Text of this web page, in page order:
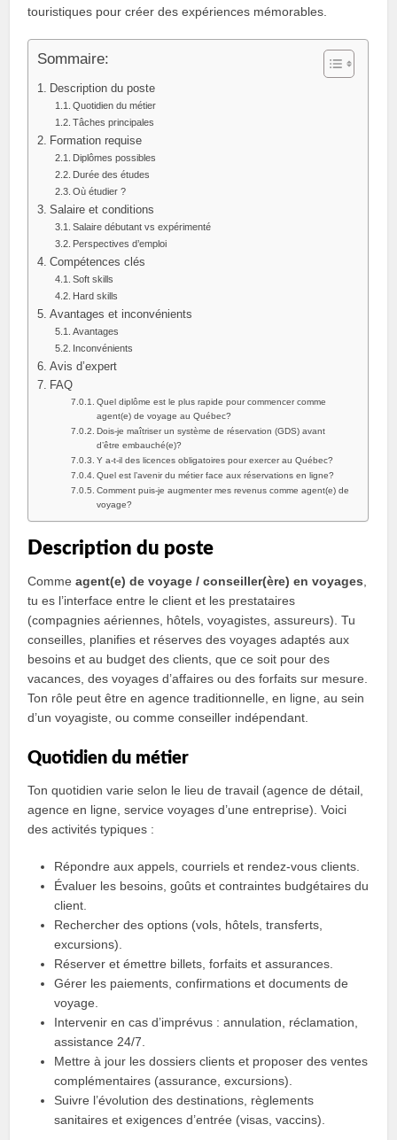
touristiques pour créer des expériences mémorables.
Sommaire:
Description du poste
Quotidien du métier
Tâches principales
Formation requise
Diplômes possibles
Durée des études
Où étudier ?
Salaire et conditions
Salaire débutant vs expérimenté
Perspectives d’emploi
Compétences clés
Soft skills
Hard skills
Avantages et inconvénients
Avantages
Inconvénients
Avis d’expert
FAQ
Quel diplôme est le plus rapide pour commencer comme
agent(e) de voyage au Québec?
Dois‑je maîtriser un système de réservation (GDS) avant
d’être embauché(e)?
Y a‑t‑il des licences obligatoires pour exercer au Québec?
Quel est l’avenir du métier face aux réservations en ligne?
Comment puis‑je augmenter mes revenus comme agent(e) de
voyage?
Description du poste
Commeagent(e) de voyage / conseiller(ère) en voyages
tu es l’interface entre le client et les prestataires
(compagnies aériennes, hôtels, voyagistes, assureurs). Tu
conseilles, planifies et réserves des voyages adaptés aux
besoins et au budget des clients, que ce soit pour des
vacances, des voyages d’affaires ou des forfaits sur mesure.
Ton rôle peut être en agence traditionnelle, en ligne, au sein
d’un voyagiste, ou comme conseiller indépendant.
Quotidien du métier
Ton quotidien varie selon le lieu de travail (agence de détail,
agence en ligne, service voyages d’une entreprise). Voici
des activités typiques :
Répondre aux appels, courriels et rendez‑vous clients.
Évaluer les besoins, goûts et contraintes budgétaires du
client.
Rechercher des options (vols, hôtels, transferts,
excursions).
Réserver et émettre billets, forfaits et assurances.
Gérer les paiements, confirmations et documents de
voyage.
Intervenir en cas d’imprévus : annulation, réclamation,
assistance 24/7.
Mettre à jour les dossiers clients et proposer des ventes
complémentaires (assurance, excursions).
Suivre l’évolution des destinations, règlements
sanitaires et exigences d’entrée (visas, vaccins).